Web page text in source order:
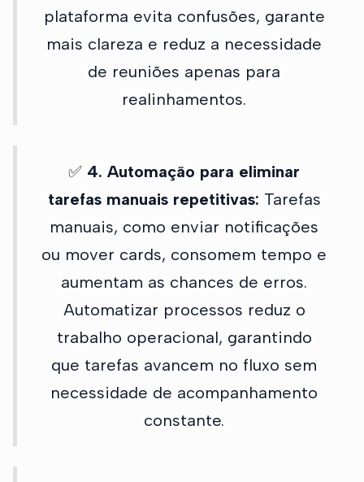
plataforma evita confusões, garante
mais clareza e reduz a necessidade
de reuniões apenas para
realinhamentos.
✅ 4. Automação para eliminar
tarefas manuais repetitivas: Tarefas
manuais, como enviar notificações
ou mover cards, consomem tempo e
aumentam as chances de erros.
Automatizar processos reduz o
trabalho operacional, garantindo
que tarefas avancem no fluxo sem
necessidade de acompanhamento
constante.